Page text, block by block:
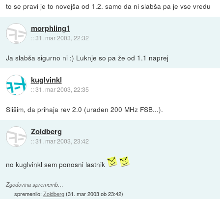
to se pravi je to novejša od 1.2. samo da ni slabša pa je vse vredu
morphling1
::31. mar 2003, 22:32
Ja slabša sigurno ni :) Luknje so pa že od 1.1 naprej
kuglvinkl
::31. mar 2003, 22:35
Slišim, da prihaja rev 2.0 (uraden 200 MHz FSB...).
Zoidberg
::31. mar 2003, 23:42
no kuglvinkl sem ponosni lastnik
Zgodovina sprememb…
spremenilo:Zoidberg(31. mar 2003 ob 23:42)